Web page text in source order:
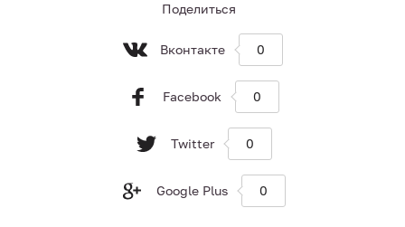
Поделиться
Вконтакте 0
Facebook 0
Twitter 0
Google Plus 0